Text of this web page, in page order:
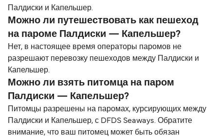
Палдиски и Капельшер.
Можно ли путешествовать как пешеход
на пароме Палдиски — Капельшер?
Нет, в настоящее время операторы паромов не
разрешают перевозку пешеходов между Палдиски и
Капельшер.
Можно ли взять питомца на паром
Палдиски — Капельшер?
Питомцы разрешены на паромах, курсирующих между
Палдиски и Капельшер, с DFDS Seaways. Обратите
внимание, что ваш питомец может быть обязан